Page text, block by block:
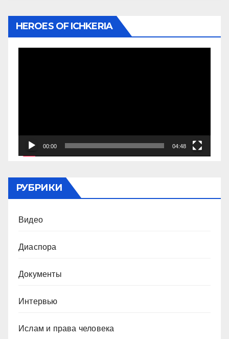
HEROES OF ICHKERIA
00:00 04:48
РУБРИКИ
Видео
Диаспора
Документы
Интервью
Ислам и права человека